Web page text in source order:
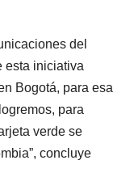
del
esta iniciativa
Bogotá, para esa
para
verde se
concluye